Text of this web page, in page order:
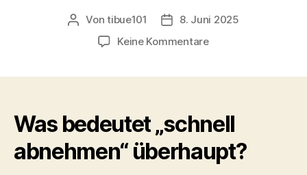
Beitragsautor
Vontibue101 Veröffentlichungsdatum
8. Juni 2025
Keine Kommentarezu
abnehmen?
7
erprobte
Wege
Was bedeutet „schnell
abnehmen“ überhaupt?